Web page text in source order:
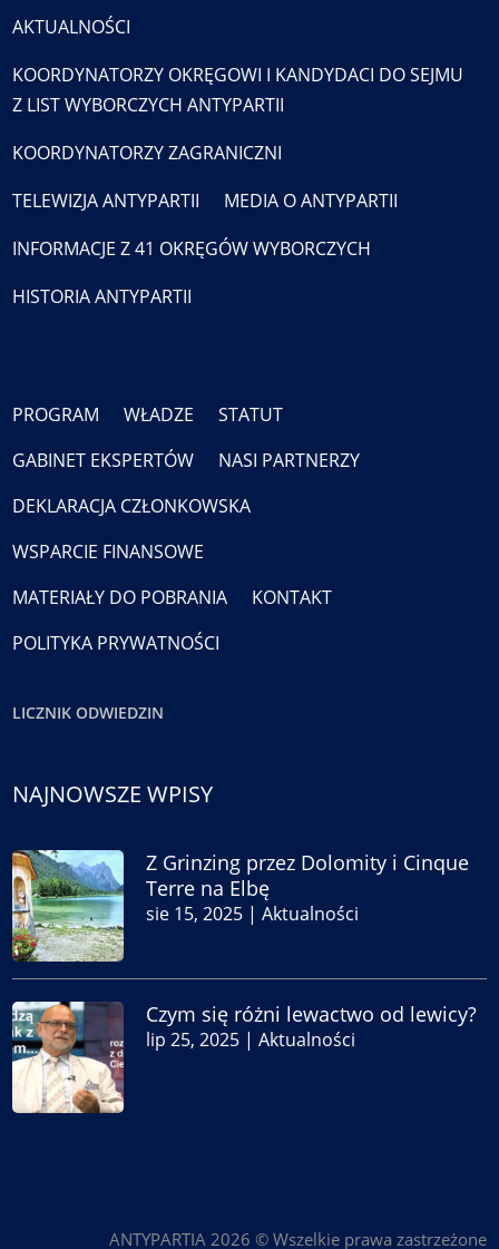
AKTUALNOŚCI
KOORDYNATORZY OKRĘGOWI I KANDYDACI DO SEJMU
Z LIST WYBORCZYCH ANTYPARTII
KOORDYNATORZY ZAGRANICZNI
TELEWIZJA ANTYPARTII
MEDIA O ANTYPARTII
INFORMACJE Z 41 OKRĘGÓW WYBORCZYCH
HISTORIA ANTYPARTII
PROGRAM WŁADZE
STATUT
GABINET EKSPERTÓW
NASI PARTNERZY
DEKLARACJA CZŁONKOWSKA
WSPARCIE FINANSOWE
MATERIAŁY DO POBRANIA
KONTAKT
POLITYKA PRYWATNOŚCI
LICZNIK ODWIEDZIN
NAJNOWSZE WPISY
Z Grinzing przez Dolomity i Cinque
Terre na Elbę
sie 15, 2025 |Aktualności
Czym się różni lewactwo od lewicy?
lip 25, 2025 |Aktualności
ANTYPARTIA 2026 © Wszelkie prawa zastrzeżone